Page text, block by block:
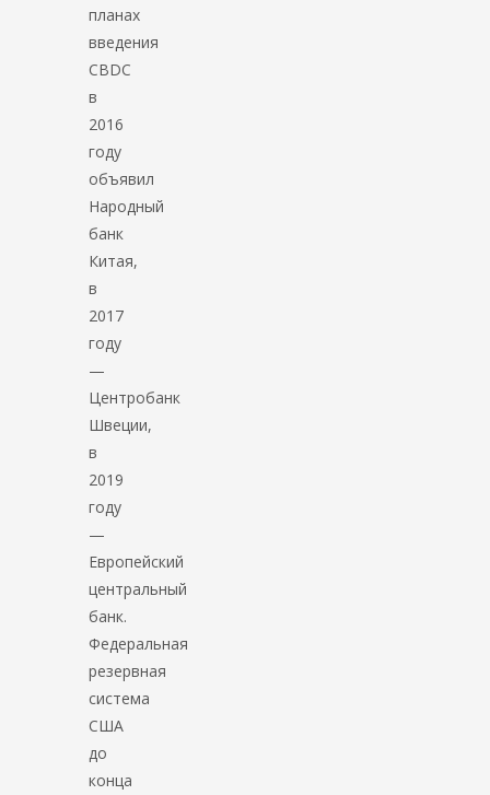
планах
введения
CBDC
в
2016
году
объявил
Народный
банк
Китая,
в
2017
году
—
Центробанк
Швеции,
в
2019
году
—
Европейский
центральный
банк.
Федеральная
резервная
система
США
до
конца